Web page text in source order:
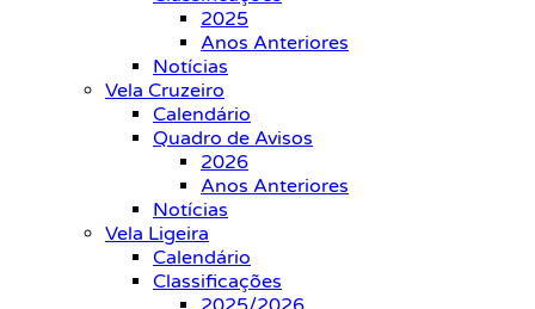
2025
Anos Anteriores
Notícias
Vela Cruzeiro
Calendário
Quadro de Avisos
2026
Anos Anteriores
Notícias
Vela Ligeira
Calendário
Classificações